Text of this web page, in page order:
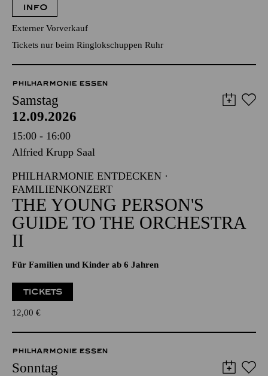
INFO
Externer Vorverkauf
Tickets nur beim Ringlokschuppen Ruhr
PHILHARMONIE ESSEN
Samstag
12.09.2026
15:00 - 16:00
Alfried Krupp Saal
PHILHARMONIE ENTDECKEN ·
FAMILIENKONZERT
THE YOUNG PERSON'S
GUIDE TO THE ORCHESTRA
II
Für Familien und Kinder ab 6 Jahren
TICKETS
12,00 €
PHILHARMONIE ESSEN
Sonntag